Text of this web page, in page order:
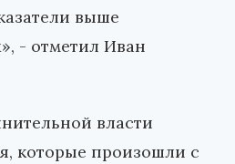
выше
- отметил Иван
власти
которые произошли с